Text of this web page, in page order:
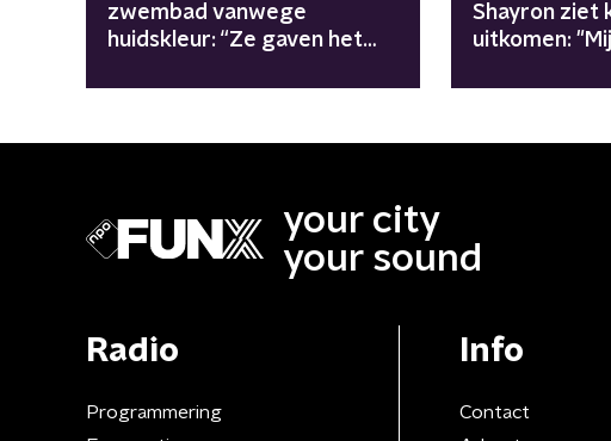
zwembad vanwege
huidskleur: “Ze gaven het
publiekelijk”
Shayron ziet
uitkomen:
your city
your sound
Radio
Programmering
Info
Contact